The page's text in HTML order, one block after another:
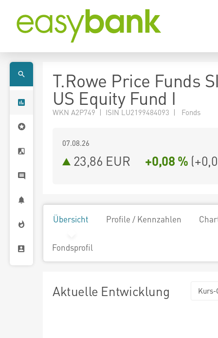
T.Rowe Price Funds
US Equity Fund I
WKN A2P749 | ISIN LU2199484093 | Fonds
07.08.26
23,86 EUR +0,08 % (
Übersicht Profile / Kennzahlen
Fondsprofil
Aktuelle Entwicklung Kurs-